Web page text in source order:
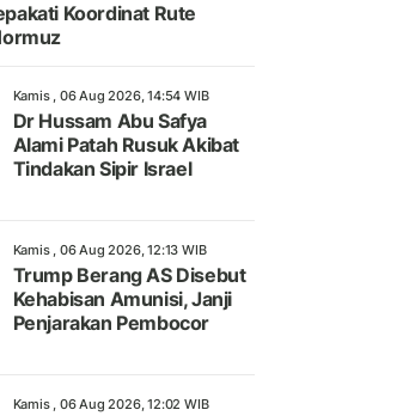
Koordinat Rute
Kamis , 06 Aug 2026, 14:54 WIB
Dr Hussam Abu Safya
Alami Patah Rusuk Akibat
Tindakan Sipir Israel
Kamis , 06 Aug 2026, 12:13 WIB
Trump Berang AS Disebut
Kehabisan Amunisi, Janji
Penjarakan Pembocor
Kamis , 06 Aug 2026, 12:02 WIB